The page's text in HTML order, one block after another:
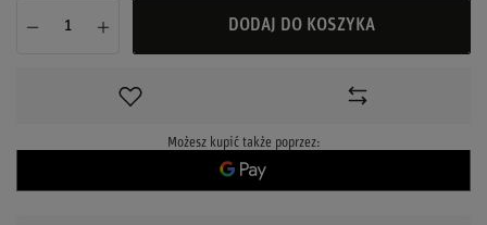
DODAJ DO KOSZYKA
Możesz kupić także poprzez: